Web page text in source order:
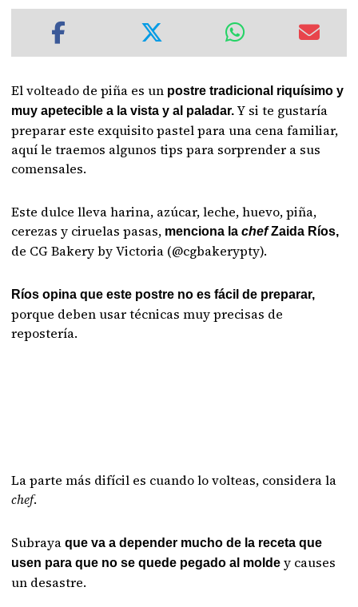
El volteado de piña es un postre tradicional riquísimo y
muy apetecible a la vista y al paladar.Y si te gustaría
preparar este exquisito pastel para una cena familiar,
aquí le traemos algunos tips para sorprender a sus
comensales.
Este dulce lleva harina, azúcar, leche, huevo, piña,
cerezas y ciruelas pasas, menciona lachefZaida Ríos,
de CG Bakery by Victoria (@cgbakerypty).
Ríos opina que este postre no es fácil de preparar,
porque deben usar técnicas muy precisas de
repostería.
La parte más difícil es cuando lo volteas, considera la
chef.
Subrayaque va a depender mucho de la receta que
usen para que no se quede pegado al moldey causes
un desastre.